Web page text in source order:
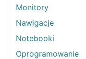
Monitory
Nawigacje
Notebooki
Oprogramowanie